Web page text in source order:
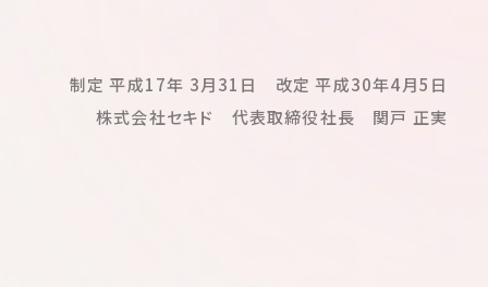
制定 平成17年 3月31日 改定 平成30年4月5日
株式会社セキド 代表取締役社長 関戸 正実